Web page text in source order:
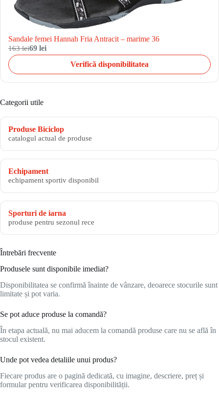
Sandale femei Hannah Fria Antracit – marime 36
163 lei69 lei
Verifică disponibilitatea
Categorii utile
Produse Biciclop
catalogul actual de produse
Echipament
echipament sportiv disponibil
Sporturi de iarna
produse pentru sezonul rece
Întrebări frecvente
Produsele sunt disponibile imediat?
Disponibilitatea se confirmă înainte de vânzare, deoarece stocurile sunt
limitate și pot varia.
Se pot aduce produse la comandă?
În etapa actuală, nu mai aducem la comandă produse care nu se află în
stocul existent.
Unde pot vedea detaliile unui produs?
Fiecare produs are o pagină dedicată, cu imagine, descriere, preț și
formular pentru verificarea disponibilității.